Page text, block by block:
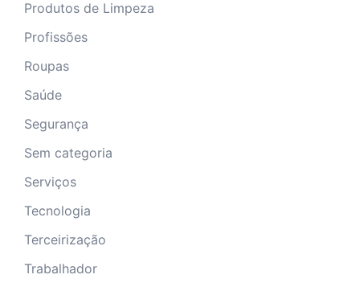
Produtos de Limpeza
Profissões
Roupas
Saúde
Segurança
Sem categoria
Serviços
Tecnologia
Terceirização
Trabalhador